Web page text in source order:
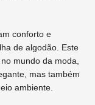
conforto e
de algodão. Este
mundo da moda,
mas também
ambiente.